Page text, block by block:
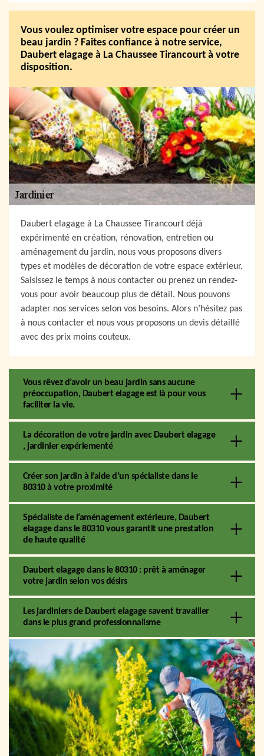
Vous voulez optimiser votre espace pour créer un
beau jardin ? Faites confiance à notre service,
Daubert elagage à La Chaussee Tirancourt à votre
disposition.
Daubert elagage à La Chaussee Tirancourt déjà
expérimenté en création, rénovation, entretien ou
aménagement du jardin, nous vous proposons divers
types et modèles de décoration de votre espace extérieur.
Saisissez le temps à nous contacter ou prenez un rendez-
vous pour avoir beaucoup plus de détail. Nous pouvons
adapter nos services selon vos besoins. Alors n’hésitez pas
à nous contacter et nous vous proposons un devis détaillé
avec des prix moins couteux.
Vous rêvez d’avoir un beau jardin sans aucune
préoccupation, Daubert elagage est là pour vous
faciliter la vie.
La décoration de votre jardin avec Daubert elagage
, jardinier expériementé
Créer son jardin à l’aide d’un spécialiste dans le
80310 à votre proximité
Spécialiste de l’aménagement extérieure, Daubert
elagage dans le 80310 vous garantit une prestation
de haute qualité
Daubert elagage dans le 80310 : prêt à aménager
votre jardin selon vos désirs
Les jardiniers de Daubert elagage savent travailler
dans le plus grand professionnalisme